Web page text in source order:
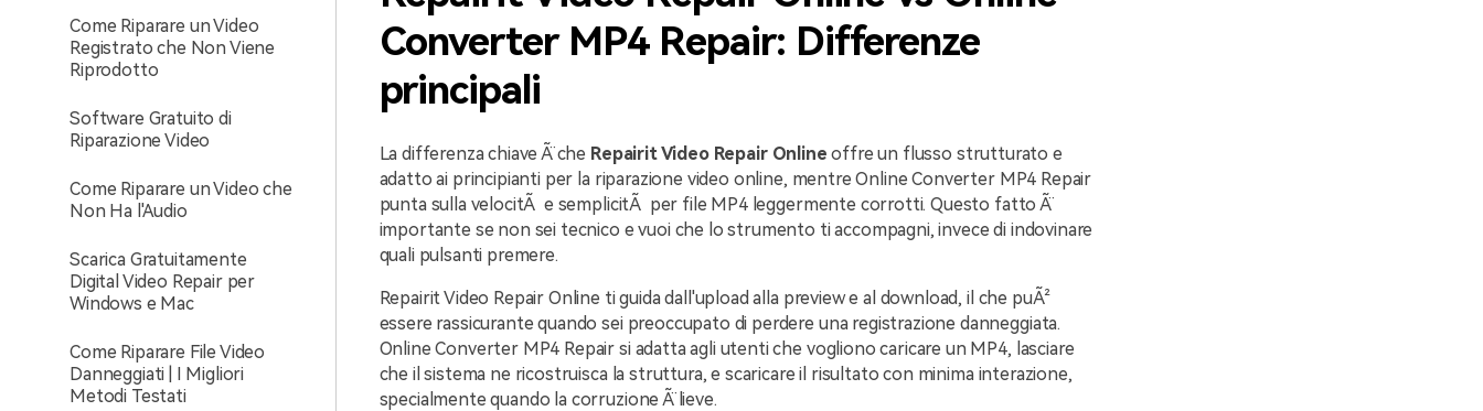
Come Riparare un Video
Registrato che Non Viene
Riprodotto
Software Gratuito di
Riparazione Video
Come Riparare un Video che
Non Ha l'Audio
Scarica Gratuitamente
Digital Video Repair per
Windows e Mac
Come Riparare File Video
Danneggiati | I Migliori
Metodi Testati
Converter MP4 Repair: Differenze
principali
La differenza chiave Ã¨ che Repairit Video Repair Online offre un flusso strutturato e
adatto ai principianti per la riparazione video online, mentre Online Converter MP4 Repair
punta sulla velocitÃ e semplicitÃ per file MP4 leggermente corrotti. Questo fatto Ã¨
importante se non sei tecnico e vuoi che lo strumento ti accompagni, invece di indovinare
quali pulsanti premere.
Repairit Video Repair Online ti guida dall'upload alla preview e al download, il che puÃ²
essere rassicurante quando sei preoccupato di perdere una registrazione danneggiata.
Online Converter MP4 Repair si adatta agli utenti che vogliono caricare un MP4, lasciare
che il sistema ne ricostruisca la struttura, e scaricare il risultato con minima interazione,
specialmente quando la corruzione Ã¨ lieve.